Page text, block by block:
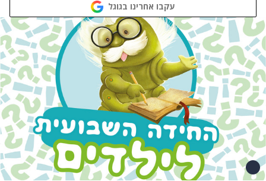
עקבו אחרינו בגוגל